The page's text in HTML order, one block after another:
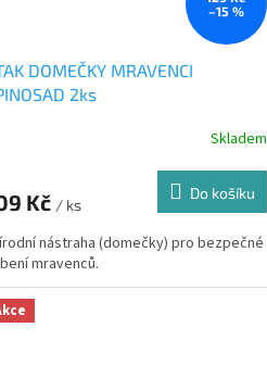
–15 %
DOMEČKY MRAVENCI
2ks
Skladem
Kč / ks
Do košíku
nástraha (domečky) pro bezpečné
mravenců.